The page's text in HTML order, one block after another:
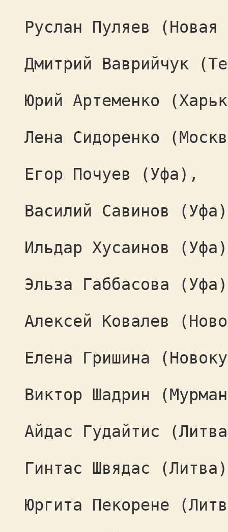
Руслан Пуляев
Дмитрий Ваврийчук
Юрий Артеменко
Лена Сидоренко
Егор Почуев (Уфа),
Василий Савинов
Ильдар Хусаинов
Эльза Габбасова
Алексей Ковалев
Елена Гришина
Виктор Шадрин
Айдас Гудайтис
Гинтас Швядас
Юргита Пекорене